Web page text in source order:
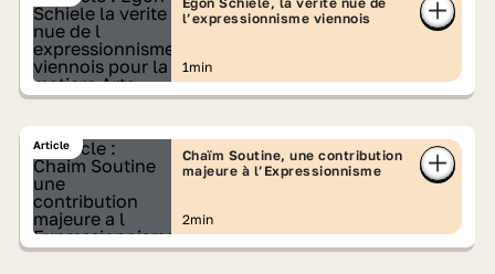
l’expressionnisme viennois
1min
Article
Chaïm Soutine, une contribution
majeure à l’Expressionnisme
2min